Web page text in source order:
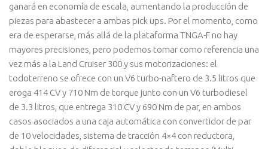
ganará en economía de escala, aumentando la producción de
piezas para abastecer a ambas pick ups. Por el momento, como
era de esperarse, más allá de la plataforma TNGA-F no hay
mayores precisiones, pero podemos tomar como referencia una
vez más a la Land Cruiser 300 y sus motorizaciones: el
todoterreno se ofrece con un V6 turbo-naftero de 3.5 litros que
eroga 414 CV y 710 Nm de torque junto con un V6 turbodiesel
de 3.3 litros, que entrega 310 CV y 690 Nm de par, en ambos
casos asociados a una caja automática con convertidor de par
de 10 velocidades, sistema de tracción 4×4 con reductora,